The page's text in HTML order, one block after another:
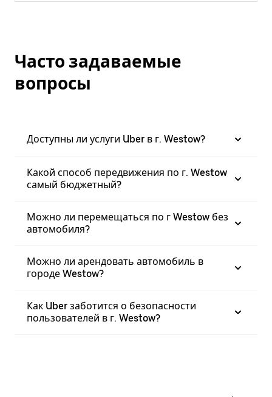
Часто задаваемые
вопросы
Доступны ли услуги Uber в г. Westow?
Какой способ передвижения по г. Westow
самый бюджетный?
Можно ли перемещаться по г Westow без
автомобиля?
Можно ли арендовать автомобиль в
городе Westow?
Как Uber заботится о безопасности
пользователей в г. Westow?